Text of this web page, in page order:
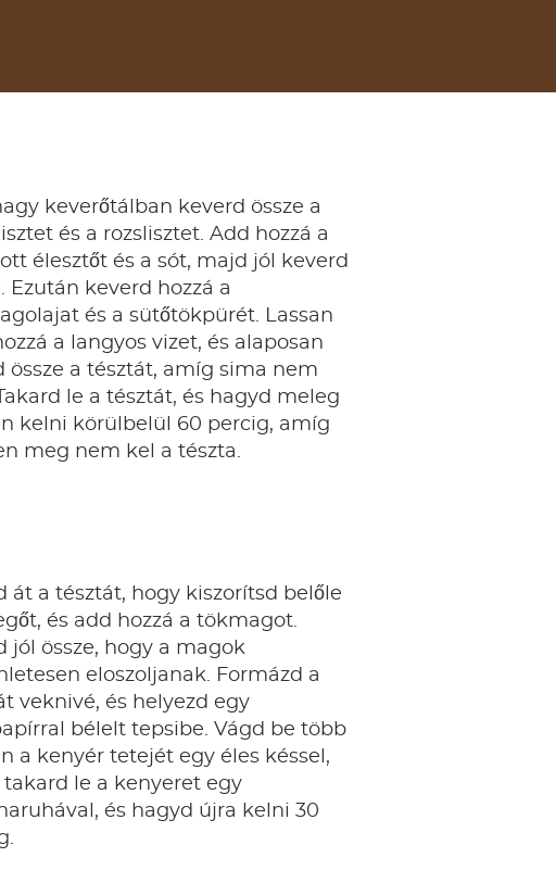
keverőtálban keverd össze a
és a rozslisztet. Add hozzá a
élesztőt és a sót, majd jól keverd
Ezután keverd hozzá a
és a sütőtökpürét. Lassan
a langyos vizet, és alaposan
össze a tésztát, amíg sima nem
le a tésztát, és hagyd meleg
kelni körülbelül 60 percig, amíg
meg nem kel a tészta.
át a tésztát, hogy kiszorítsd belőle
és add hozzá a tökmagot.
jól össze, hogy a magok
eloszoljanak. Formázd a
veknivé, és helyezd egy
bélelt tepsibe. Vágd be több
a kenyér tetejét egy éles késsel,
le a kenyeret egy
és hagyd újra kelni 30